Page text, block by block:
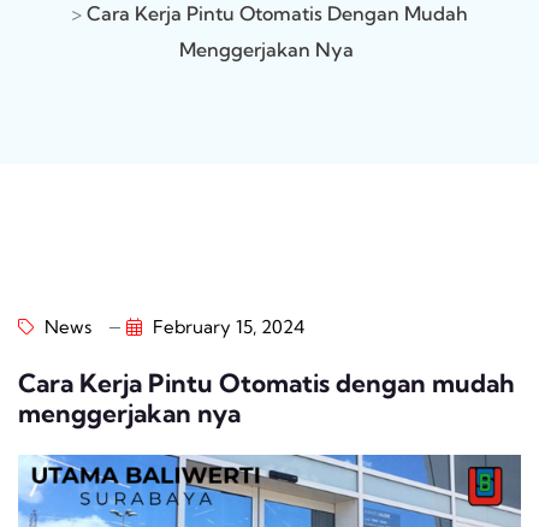
> Cara Kerja Pintu Otomatis Dengan Mudah
Menggerjakan Nya
News February 15, 2024
Cara Kerja Pintu Otomatis dengan mudah
menggerjakan nya